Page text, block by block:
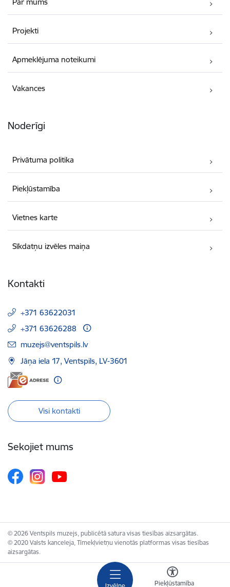
Piekļūstamība
Par mums
Projekti
Apmeklējuma noteikumi
Vakances
Noderīgi
Privātuma politika
Piekļūstamība
Vietnes karte
Sīkdatņu izvēles maiņa
Kontakti
+371 63622031
+371 63626288
E-pasts:
muzejs@ventspils.lv
Jāņa iela 17, Ventspils, LV-3601
Visi kontakti
Sekojiet mums
© 2026 Ventspils muzejs, publicētā satura visas tiesības aizsargātas.
© 2020 Valsts kanceleja, Tīmekļvietņu vienotās platformas visas tiesības
aizsargātas.